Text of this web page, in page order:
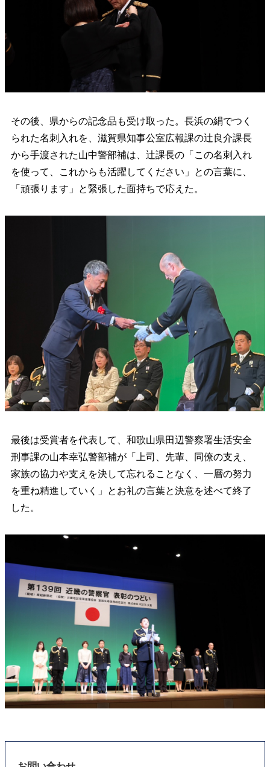
その後、県からの記念品も受け取った。長浜の絹でつく
られた名刺入れを、滋賀県知事公室広報課の辻良介課長
から手渡された山中警部補は、辻課長の「この名刺入れ
を使って、これからも活躍してください」との言葉に、
「頑張ります」と緊張した面持ちで応えた。
最後は受賞者を代表して、和歌山県田辺警察署生活安全
刑事課の山本幸弘警部補が「上司、先輩、同僚の支え、
家族の協力や支えを決して忘れることなく、一層の努力
を重ね精進していく」とお礼の言葉と決意を述べて終了
した。